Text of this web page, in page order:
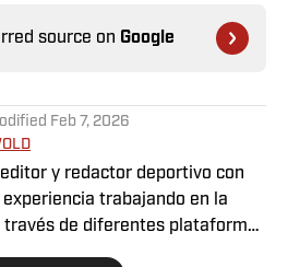
source on Google
Feb 7, 2026
y redactor deportivo con
trabajando en la
de diferentes plataformas